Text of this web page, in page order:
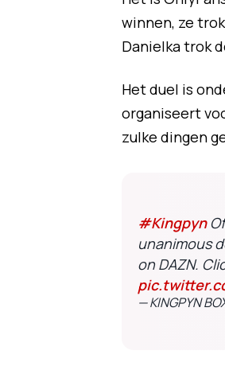
winnen, ze
Danielka trok
Het duel is
organiseert
zulke dingen
#Kingpyn
unanimous
on DAZN.
— KINGPYN